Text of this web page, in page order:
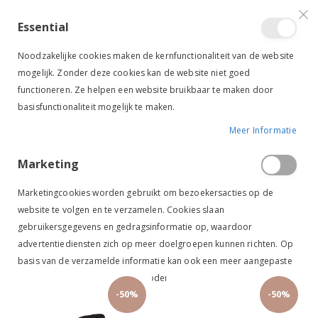
ACCOUNT AANMAKEN
Nav
Cart
RUBBEREN LAARZEN
Rubberen laarzen
laag
naar
-50% -50%
Essential
Noodzakelijke cookies maken de kernfunctionaliteit van de website
mogelijk. Zonder deze cookies kan de website niet goed
functioneren. Ze helpen een website bruikbaar te maken door
basisfunctionaliteit mogelijk te maken.
Meer Informatie
Marketing
Marketingcookies worden gebruikt om bezoekersacties op de
website te volgen en te verzamelen. Cookies slaan
gebruikersgegevens en gedragsinformatie op, waardoor
advertentiediensten zich op meer doelgroepen kunnen richten. Op
basis van de verzamelde informatie kan ook een meer aangepaste
gebruikerservaring worden geboden.
Meer Informatie